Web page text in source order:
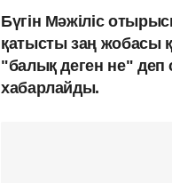
Бүгін Мәжіліс
қатысты заң жобасы
"балық деген не" деп
хабарлайды.